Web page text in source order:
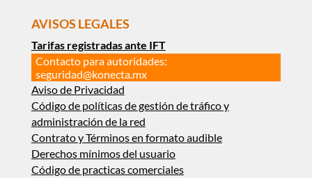
AVISOS LEGALES
Tarifas registradas ante IFT
Contacto para autoridades:
seguridad@konecta.mx
Aviso de Privacidad
Código de políticas de gestión de tráfico y
administración de la red
Contrato y Términos en formato audible
Derechos mínimos del usuario
Código de practicas comerciales